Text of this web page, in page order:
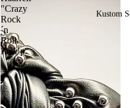
Kustom
"Crazy
Rock
´n
Roll
PinUp"